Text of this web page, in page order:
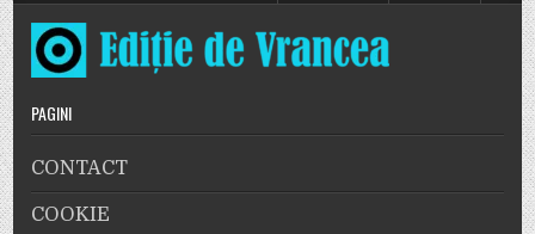
PAGINI
CONTACT
COOKIE